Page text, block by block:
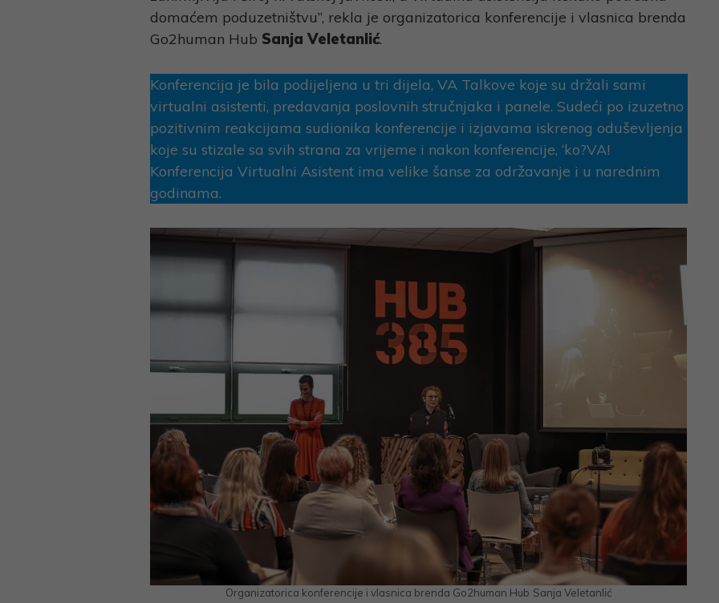
domaćem poduzetništvu”, rekla je organizatorica konferencije i vlasnica brenda
Go2human Hub Sanja Veletanlić.
Konferencija je bila podijeljena u tri dijela, VA Talkove koje su držali sami
virtualni asistenti, predavanja poslovnih stručnjaka i panele. Sudeći po izuzetno
pozitivnim reakcijama sudionika konferencije i izjavama iskrenog oduševljenja
koje su stizale sa svih strana za vrijeme i nakon konferencije, ‘ko?VA!
Konferencija Virtualni Asistent ima velike šanse za održavanje i u narednim
godinama.
Organizatorica konferencije i vlasnica brenda Go2human Hub Sanja Veletanlić